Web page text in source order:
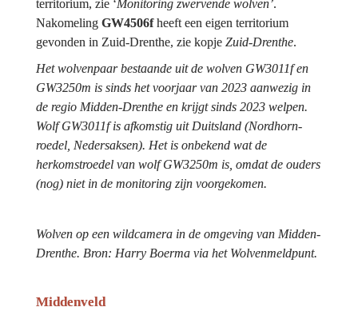
territorium, zie ‘Monitoring zwervende wolven’.
Nakomeling GW4506f heeft een eigen territorium
gevonden in Zuid-Drenthe, zie kopje Zuid-Drenthe.
Het wolvenpaar bestaande uit de wolven GW3011f en
GW3250m is sinds het voorjaar van 2023 aanwezig in
de regio Midden-Drenthe en krijgt sinds 2023 welpen.
Wolf GW3011f is afkomstig uit Duitsland (Nordhorn-
roedel, Nedersaksen). Het is onbekend wat de
herkomstroedel van wolf GW3250m is, omdat de ouders
(nog) niet in de monitoring zijn voorgekomen.
Wolven op een wildcamera in de omgeving van Midden-
Drenthe. Bron: Harry Boerma via het Wolvenmeldpunt.
Middenveld